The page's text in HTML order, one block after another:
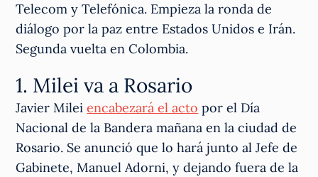
Telecom y Telefónica. Empieza la ronda de
diálogo por la paz entre Estados Unidos e Irán.
Segunda vuelta en Colombia.
1. Milei va a Rosario
Javier Mileiencabezará el acto por el Día
Nacional de la Bandera mañana en la ciudad de
Rosario. Se anunció que lo hará junto al Jefe de
Gabinete, Manuel Adorni, y dejando fuera de la